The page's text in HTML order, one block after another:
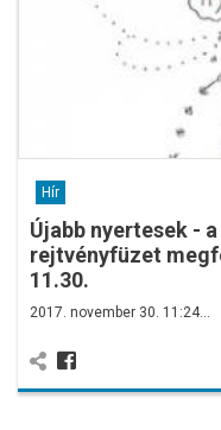
Hír
Újabb nyertesek -
rejtvényfüzet
11.30.
2017. november 30. 11:24…